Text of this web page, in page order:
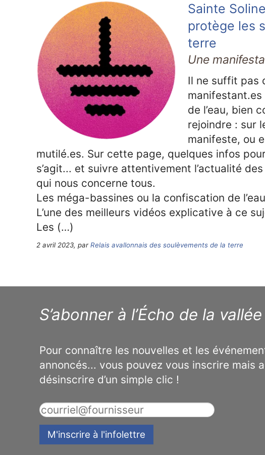
Sainte
protège les
terre
Une
Il ne suffit pas
manifestant.es
de l’eau, bien
rejoindre : sur
manifeste, ou
mutilé.es. Sur cette page, quelques infos
s’agit... et suivre attentivement l’actualité
qui nous concerne tous.
Les méga-bassines ou la confiscation de l’eau
L’une des meilleurs vidéos explicative à ce
Les (…)
2 avril 2023, par Relais avallonnais des soulèvements de la terre
S’abonner à l’Écho de la vallée
Pour connaître les nouvelles et les
annoncés... vous pouvez vous inscrire mais
désinscrire d’un simple clic !